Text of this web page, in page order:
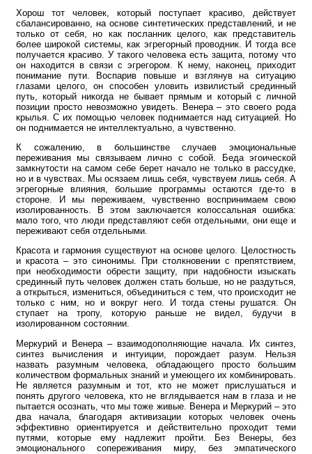
Хорош тот человек, который поступает красиво, действует
сбалансированно, на основе синтетических представлений, и не
только от себя, но как посланник целого, как представитель
более широкой системы, как эгрегорный проводник. И тогда все
получается красиво. У такого человека есть защита, потому что
он находится в связи с эгрегором. К нему, наконец, приходит
понимание пути. Воспарив повыше и взглянув на ситуацию
глазами целого, он способен уловить извилистый срединный
путь, который никогда не бывает прямым и который с личной
позиции просто невозможно увидеть. Венера – это своего рода
крылья. С их помощью человек поднимается над ситуацией. Но
он поднимается не интеллектуально, а чувственно.
К сожалению, в большинстве случаев эмоциональные
переживания мы связываем лично с собой. Беда эгоической
замкнутости на самом себе берет начало не только в рассудке,
но и в чувствах. Мы осязаем лишь себя, чувствуем лишь себя. А
эгрегорные влияния, большие программы остаются где-то в
стороне. И мы переживаем, чувственно воспринимаем свою
изолированность. В этом заключается колоссальная ошибка:
мало того, что люди представляют себя отдельными, они еще и
переживают себя отдельными.
Красота и гармония существуют на основе целого. Целостность
и красота – это синонимы. При столкновении с препятствием,
при необходимости обрести защиту, при надобности изыскать
срединный путь человек должен стать больше, но не раздуться,
а открыться, измениться, объединиться с тем, что происходит не
только с ним, но и вокруг него. И тогда стены рушатся. Он
ступает на тропу, которую раньше не видел, будучи в
изолированном состоянии.
Меркурий и Венера – взаимодополняющие начала. Их синтез,
синтез вычисления и интуиции, порождает разум. Нельзя
назвать разумным человека, обладающего просто большим
количеством формальных знаний и умеющего их комбинировать.
Не является разумным и тот, кто не может прислушаться и
понять другого человека, кто не вглядывается нам в глаза и не
пытается осознать, что мы тоже живые. Венера и Меркурий – это
два начала, благодаря активизации которых человек очень
эффективно ориентируется и действительно проходит теми
путями, которые ему надлежит пройти. Без Венеры, без
эмоционального сопереживания миру, без эмпатического